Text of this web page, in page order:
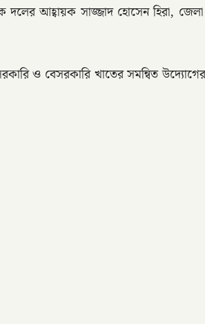
আহ্বায়ক সাজ্জাদ হোসেন হিরা,
সরকারি ও বেসরকারি খাতের সমন্বিত